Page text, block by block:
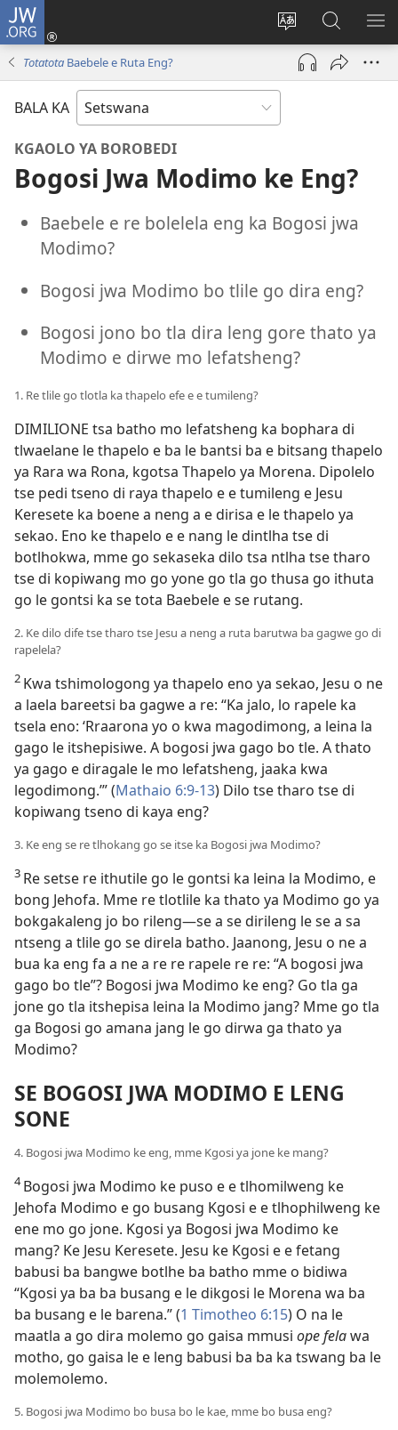
JW.ORG
Fetola
puo
ya
Tsena
tsebe
e
Senka
JW.ORG/
Totatota Baebele e Ruta Eng?
BALA KA
KGAOLO YA BOROBEDI
Bogosi Jwa Modimo ke Eng?
Baebele e re bolelela eng ka Bogosi jwa
Modimo?
Bogosi jwa Modimo bo tlile go dira eng?
Bogosi jono bo tla dira leng gore thato ya
Modimo e dirwe mo lefatsheng?
1. Re tlile go tlotla ka thapelo efe e e tumileng?
DIMILIONE tsa batho mo lefatsheng ka bophara di
tlwaelane le thapelo e ba le bantsi ba e bitsang thapelo
ya Rara wa Rona, kgotsa Thapelo ya Morena. Dipolelo
tse pedi tseno di raya thapelo e e tumileng e Jesu
Keresete ka boene a neng a e dirisa e le thapelo ya
sekao. Eno ke thapelo e e nang le dintlha tse di
botlhokwa, mme go sekaseka dilo tsa ntlha tse tharo
tse di kopiwang mo go yone go tla go thusa go ithuta
go le gontsi ka se tota Baebele e se rutang.
2. Ke dilo dife tse tharo tse Jesu a neng a ruta barutwa ba gagwe go di
rapelela?
2 Kwa tshimologong ya thapelo eno ya sekao, Jesu o ne
a laela bareetsi ba gagwe a re: “Ka jalo, lo rapele ka
tsela eno: ‘Rraarona yo o kwa magodimong, a leina la
gago le itshepisiwe. A bogosi jwa gago bo tle. A thato
ya gago e diragale le mo lefatsheng, jaaka kwa
legodimong.’” (Mathaio 6:9-13) Dilo tse tharo tse di
kopiwang tseno di kaya eng?
3. Ke eng se re tlhokang go se itse ka Bogosi jwa Modimo?
3 Re setse re ithutile go le gontsi ka leina la Modimo, e
bong Jehofa. Mme re tlotlile ka thato ya Modimo go ya
bokgakaleng jo bo rileng—se a se dirileng le se a sa
ntseng a tlile go se direla batho. Jaanong, Jesu o ne a
bua ka eng fa a ne a re re rapele re re: “A bogosi jwa
gago bo tle”? Bogosi jwa Modimo ke eng? Go tla ga
jone go tla itshepisa leina la Modimo jang? Mme go tla
ga Bogosi go amana jang le go dirwa ga thato ya
Modimo?
SE BOGOSI JWA MODIMO E LENG
SONE
4. Bogosi jwa Modimo ke eng, mme Kgosi ya jone ke mang?
4Bogosi jwa Modimo ke puso e e tlhomilweng ke
Jehofa Modimo e go busang Kgosi e e tlhophilweng ke
ene mo go jone. Kgosi ya Bogosi jwa Modimo ke
mang? Ke Jesu Keresete. Jesu ke Kgosi e e fetang
babusi ba bangwe botlhe ba batho mme o bidiwa
“Kgosi ya ba ba busang e le dikgosi le Morena wa ba
ba busang e le barena.” (1 Timotheo 6:15) O na le
maatla a go dira molemo go gaisa mmusi ope felawa
motho, go gaisa le e leng babusi ba ba ka tswang ba le
molemolemo.
5. Bogosi jwa Modimo bo busa bo le kae, mme bo busa eng?